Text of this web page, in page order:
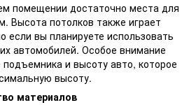
помещении достаточно места для
Высота потолков также играет
если вы планируете использовать
автомобилей. Особое внимание
и высоту авто, которое
высоту.
материалов